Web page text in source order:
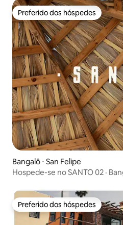
Preferido dos hóspedes
Preferido dos hóspedes
Bangalô ⋅ San Felipe
Hospede-se no SANTO 02 ·
Preferido dos hóspedes
Preferido dos hóspedes